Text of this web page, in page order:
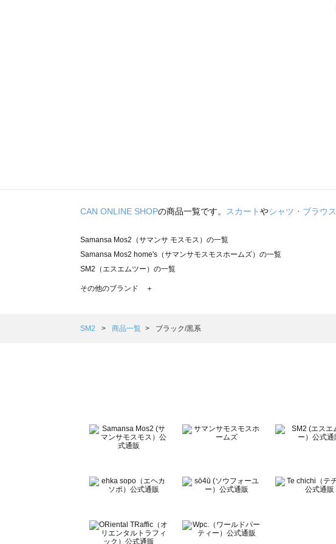
CAN ONLINE SHOPの商品一覧です。 スカートやシャツ・ブラウス
Samansa Mos2（サマンサ モスモス）の一覧
Samansa Mos2 home's（サマンサモスモスホームズ）の一覧
SM2（エスエムツー）の一覧
TSUHARU by Samansa Mos2（ツハルバイサマンサモスモス）の一覧
Samansa Mos2 Lagom（サマンサモスモス ラーゴム）の一覧
BETTY'S BLUE（べティーズブルー）の一覧
Wpc.（ワールドパーティー）の一覧
その他のブランド ＋
SM2 商品一覧 ブラック/黒系